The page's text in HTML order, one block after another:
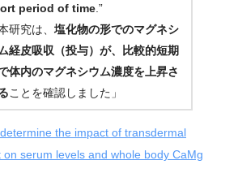
period of time .”
研究は、 塩化物の形でのマグネシ
経皮吸収（投与）が、比較的短期
体内のマグネシウム濃度を上昇さ
ことを確認しました」
the impact of transdermal
serum levels and whole body CaMg